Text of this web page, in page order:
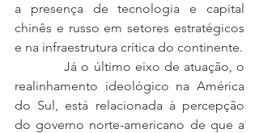
a presença de tecnologia e capital
chinês e russo em setores estratégicos
e na infraestrutura crítica do continente.
Já o último eixo de atuação, o
realinhamento ideológico na América
do Sul, está relacionada à percepção
do governo norte-americano de que a